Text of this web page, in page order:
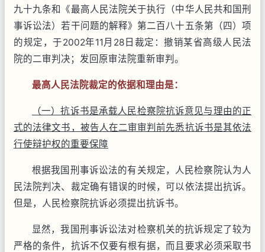
九十九条和《最高人民法院关于执行（中华人民共和国刑
事诉讼法）若干问题的解释》第二百八十五条第（四）项
的规定，于2002年11月28日裁定：撤销某省高级人民法
院的二审判决；发回原审法院重新审判。
最高人民法院裁定的依据和理由是：
（一）抗诉书是承载人民检察院抗诉意见与理由的正
式的法律文书，被告人在二审审判前先悉抗诉书是其依法
行使辩护权的重要保障
根据我国刑事诉讼法的有关规定，人民检察院认为人
民法院判决、裁定确有错误的时候，可以依法提出抗诉。
但是，人民检察院抗诉必须提出抗诉书。
显然，我国刑事诉讼法对检察机关的抗诉规定了较为
严格的条件，抗诉不仅要有根有据，而且要求必须采取书